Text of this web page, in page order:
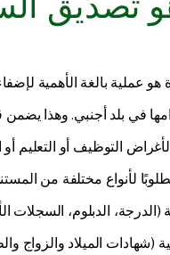
عملية بالغة الأهمية
في بلد أجنبي. وهذا
التوظيف أو التعليم أو
لأنواع مختلفة من
(الدرجة، الدبلوم، السجلات
(شهادات الميلاد والزواج